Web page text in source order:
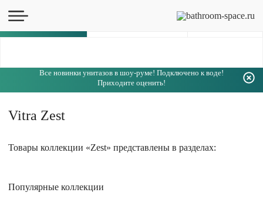
Все новинки унитазов в шоу-руме! Подключено к воде!
Приходите оценить!
Vitra Zest
Товары коллекции «Zest» представлены в разделах:
Популярные коллекции